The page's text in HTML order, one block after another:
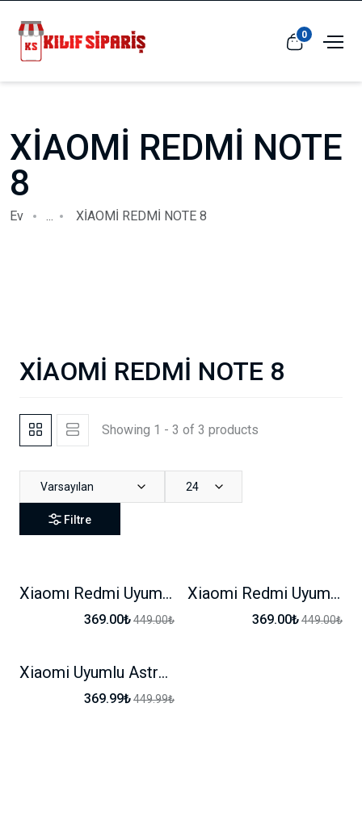
0
XİAOMİ REDMİ NOTE
8
Ev ... XİAOMİ REDMİ NOTE 8
XİAOMİ REDMİ NOTE 8
Showing 1 - 3 of 3 products
Varsayılan 24
Filtre
-17% Xiaomı Redmi Uyumlu Hello Kity Karakterli Kılıf
369.00₺449.00₺
-17% Xiaomi Redmi Uyumlu Bear Karakterli Kılıf
369.00₺449.00₺
-17% Xiaomi Uyumlu Astronot Karakterli Stand Özellikli Kılıf
369.99₺449.99₺